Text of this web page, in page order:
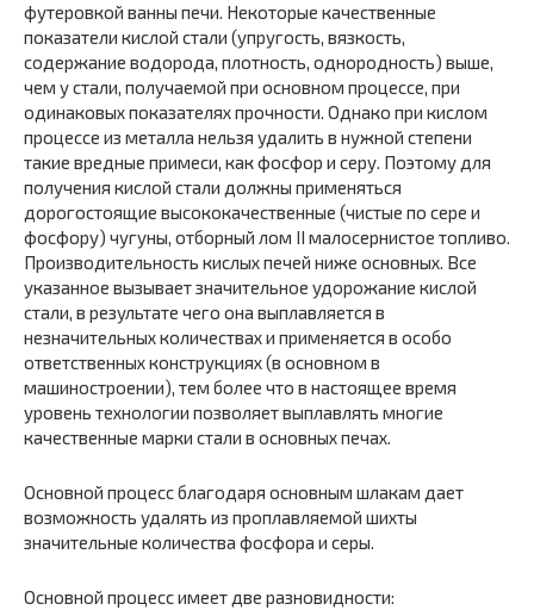
футеровкой ванны печи. Некоторые качественные
показатели кислой стали (упругость, вязкость,
содержание водорода, плотность, однородность) выше,
чем у стали, получаемой при основном процессе, при
одинаковых показателях прочности. Однако при кислом
процессе из металла нельзя удалить в нужной степени
такие вредные примеси, как фосфор и серу. Поэтому для
получения кислой стали должны применяться
дорогостоящие высококачественные (чистые по сере и
фосфору) чугуны, отборный лом II малосернистое топливо.
Производительность кислых печей ниже основных. Все
указанное вызывает значительное удорожание кислой
стали, в результате чего она выплавляется в
незначительных количествах и применяется в особо
ответственных конструкциях (в основном в
машиностроении), тем более что в настоящее время
уровень технологии позволяет выплавлять многие
качественные марки стали в основных печах.
Основной процесс благодаря основным шлакам дает
возможность удалять из проплавляемой шихты
значительные количества фосфора и серы.
Основной процесс имеет две разновидности: